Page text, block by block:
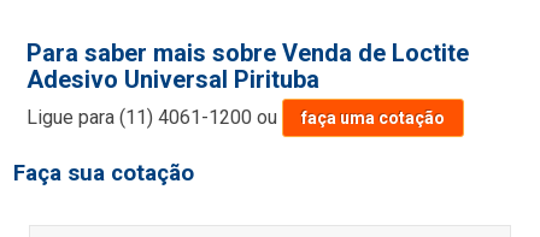
Para saber mais sobre Venda de Loctite
Adesivo Universal Pirituba
Ligue para(11) 4061-1200 ou faça uma cotação
Faça sua cotação